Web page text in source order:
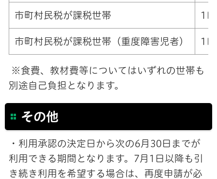
市町村民税が課税世帯 1
市町村民税が課税世帯（重度障害児者） 1
※食費、教材費等についてはいずれの世帯も
別途自己負担となります。
その他
・利用承認の決定日から次の6月30日までが
利用できる期間となります。7月1日以降も引
き続き利用を希望する場合は、再度申請が必